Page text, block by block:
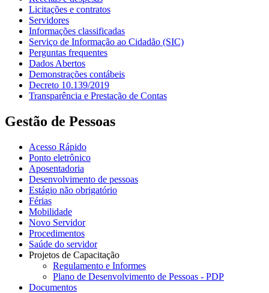
Licitações e contratos
Servidores
Informações classificadas
Serviço de Informação ao Cidadão (SIC)
Perguntas frequentes
Dados Abertos
Demonstrações contábeis
Decreto 10.139/2019
Transparência e Prestação de Contas
Gestão de Pessoas
Acesso Rápido
Ponto eletrônico
Aposentadoria
Desenvolvimento de pessoas
Estágio não obrigatório
Férias
Mobilidade
Novo Servidor
Procedimentos
Saúde do servidor
Projetos de Capacitação
Regulamento e Informes
Plano de Desenvolvimento de Pessoas - PDP
Documentos